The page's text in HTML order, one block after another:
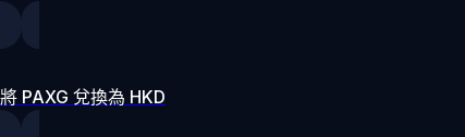
將 PAXG 兌換為 HKD